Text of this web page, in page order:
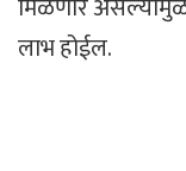
मिळणार
लाभ होईल.